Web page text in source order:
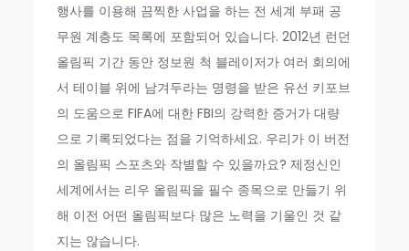
행사를 이용해 끔찍한 사업을 하는 전 세계 부패 공
무원 계층도 목록에 포함되어 있습니다. 2012년 런던
올림픽 기간 동안 정보원 척 블레이저가 여러 회의에
서 테이블 위에 남겨두라는 명령을 받은 유선 키포브
의 도움으로 FIFA에 대한 FBI의 강력한 증거가 대량
으로 기록되었다는 점을 기억하세요. 우리가 이 버전
의 올림픽 스포츠와 작별할 수 있을까요? 제정신인
세계에서는 리우 올림픽을 필수 종목으로 만들기 위
해 이전 어떤 올림픽보다 많은 노력을 기울인 것 같
지는 않습니다.